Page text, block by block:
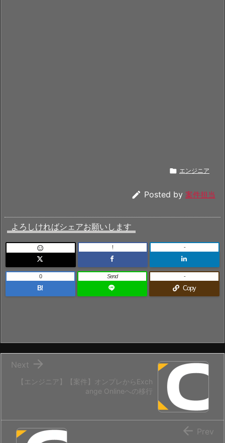
 エンジニア
 Posted by 案件担当
よろしければシェアお願いします
 ! -
B!
0 Send
Copy
-
【エンジニア】【案件】オンプレからExch
ange Onlineへの移行

Next
 Prev